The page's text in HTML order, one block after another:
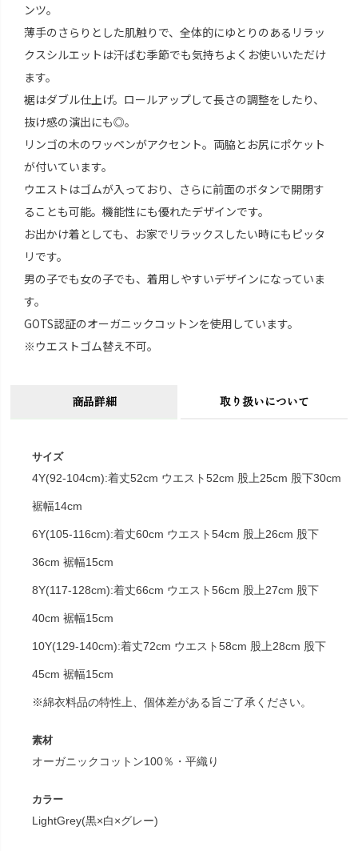
ンツ。
薄手のさらりとした肌触りで、全体的にゆとりのあるリラッ
クスシルエットは汗ばむ季節でも気持ちよくお使いいただけ
ます。
裾はダブル仕上げ。ロールアップして長さの調整をしたり、
抜け感の演出にも◎。
リンゴの木のワッペンがアクセント。両脇とお尻にポケット
が付いています。
ウエストはゴムが入っており、さらに前面のボタンで開閉す
ることも可能。機能性にも優れたデザインです。
お出かけ着としても、お家でリラックスしたい時にもピッタ
リです。
男の子でも女の子でも、着用しやすいデザインになっていま
す。
GOTS認証のオーガニックコットンを使用しています。
※ウエストゴム替え不可。
商品詳細 取り扱いについて
サイズ
4Y(92-104cm):着丈52cm ウエスト52cm 股上25cm 股下30cm
裾幅14cm
6Y(105-116cm):着丈60cm ウエスト54cm 股上26cm 股下
36cm 裾幅15cm
8Y(117-128cm):着丈66cm ウエスト56cm 股上27cm 股下
40cm 裾幅15cm
10Y(129-140cm):着丈72cm ウエスト58cm 股上28cm 股下
45cm 裾幅15cm
※綿衣料品の特性上、個体差がある旨ご了承ください。
素材
オーガニックコットン100％・平織り
カラー
LightGrey(黒×白×グレー)